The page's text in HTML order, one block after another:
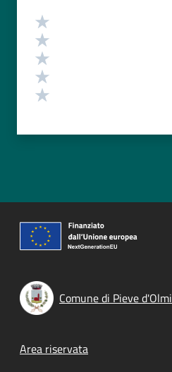
Valutazione
Comune di Pieve d'Olmi
Footer menu
Area riservata